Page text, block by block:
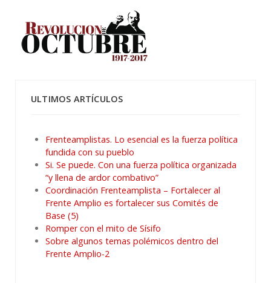
ULTIMOS ARTÍCULOS
Frenteamplistas. Lo esencial es la fuerza política
fundida con su pueblo
Si. Se puede. Con una fuerza política organizada
“y llena de ardor combativo”
Coordinación Frenteamplista – Fortalecer al
Frente Amplio es fortalecer sus Comités de
Base (5)
Romper con el mito de Sísifo
Sobre algunos temas polémicos dentro del
Frente Amplio-2